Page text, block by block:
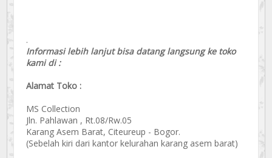
.
Informasi lebih lanjut bisa datang langsung ke toko
kami di :
Alamat Toko :
MS Collection
Jln. Pahlawan , Rt.08/Rw.05
Karang Asem Barat, Citeureup - Bogor.
(Sebelah kiri dari kantor kelurahan karang asem barat)